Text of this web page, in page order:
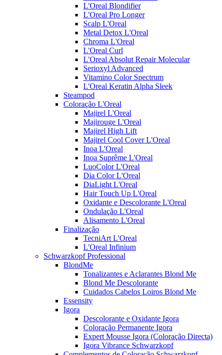
L'Oreal Blondifier
L'Oreal Pro Longer
Scalp L'Oreal
Metal Detox L'Oreal
Chroma L'Oreal
L'Oreal Curl
L'Oreal Absolut Repair Molecular
Serioxyl Advanced
Vitamino Color Spectrum
L'Oreal Keratin Alpha Sleek
Steampod
Coloração L'Oreal
Majirel L'Oreal
Majirouge L'Oreal
Majirel High Lift
Majirel Cool Cover L'Oreal
Inoa L'Oreal
Inoa Suprême L'Oreal
LuoColor L'Oreal
Dia Color L'Oreal
DiaLight L'Oreal
Hair Touch Up L'Oreal
Oxidante e Descolorante L'Oreal
Ondulação L'Oreal
Alisamento L'Oreal
Finalização
TecniArt L'Oreal
L'Oreal Infinium
Schwarzkopf Professional
BlondMe
Tonalizantes e Aclarantes Blond Me
Blond Me Descolorante
Cuidados Cabelos Loiros Blond Me
Essensity
Igora
Descolorante e Oxidante Igora
Coloração Permanente Igora
Expert Mousse Igora (Coloração Directa)
Igora Vibrance Schwarzkopf